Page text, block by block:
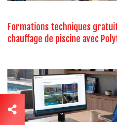
Formations techniques
chauffage de piscine avec